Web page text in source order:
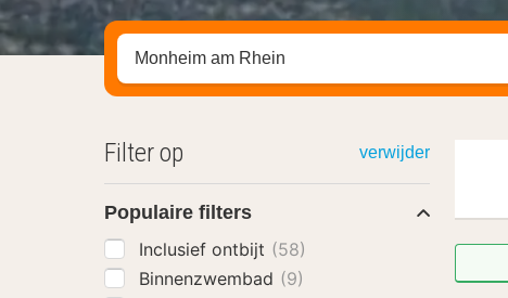
Zoek op hotel, regio of stad
Filter op verwijder
Populaire filters
Inclusief ontbijt (58)
Binnenzwembad (9)